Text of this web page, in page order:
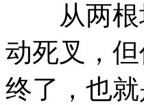
从两根均
动死叉，
终了，也